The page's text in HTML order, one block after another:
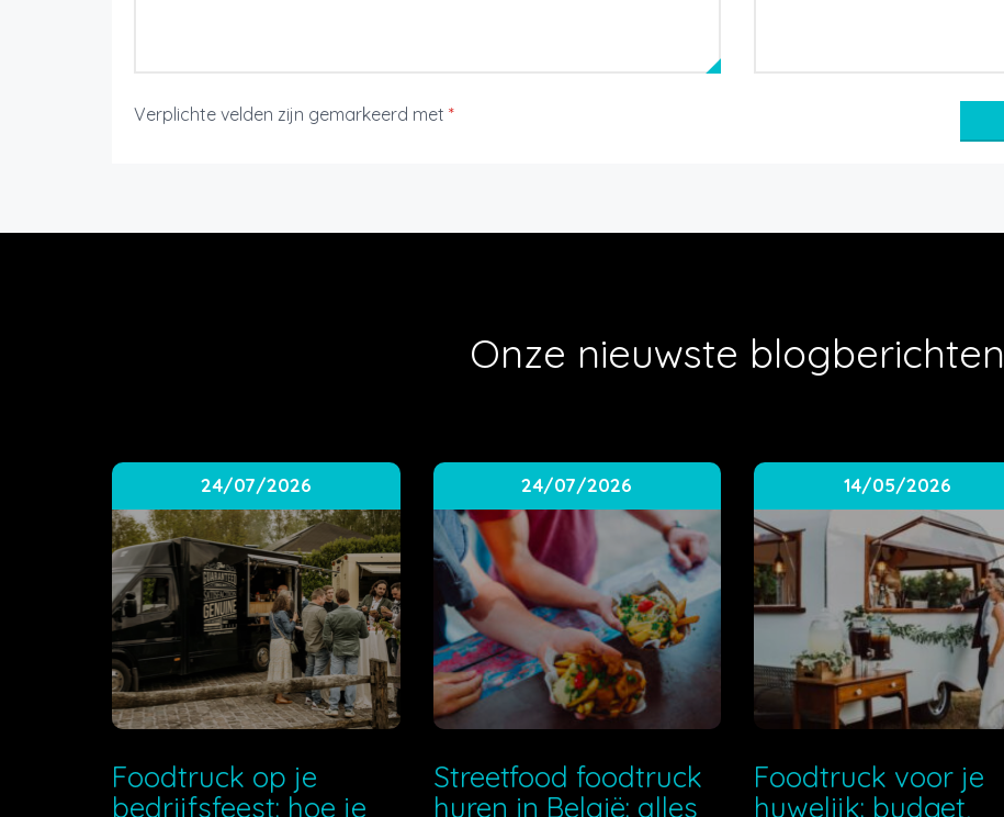
Verplichte velden zijn gemarkeerd met *
Onze nieuwste blogberichten
24/07/2026
Foodtruck op je
bedrijfsfeest: hoe je
24/07/2026
Streetfood foodtruck
huren in België: alles
14/05/2026
Foodtruck voor je
huwelijk: budget,